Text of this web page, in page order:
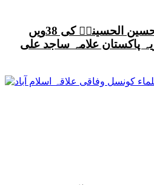
شہید قائد علامہ عارف حسین الحسینیؒ کی 38ویں
پاکستان علامہ ساجد علی